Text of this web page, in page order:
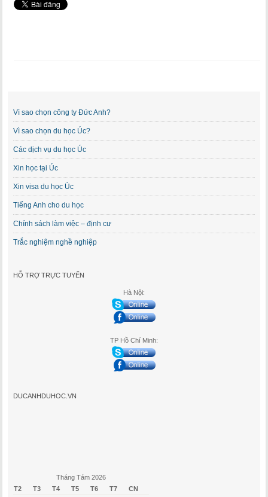
Vì sao chọn công ty Đức Anh?
Vì sao chọn du học Úc?
Các dịch vụ du học Úc
Xin học tại Úc
Xin visa du học Úc
Tiếng Anh cho du học
Chính sách làm việc – định cư
Trắc nghiệm nghề nghiệp
HỖ TRỢ TRỰC TUYẾN
Hà Nội:
TP Hồ Chí Minh:
DUCANHDUHOC.VN
Tháng Tám 2026
T2
T3 T4 T5 T6 T7 CN